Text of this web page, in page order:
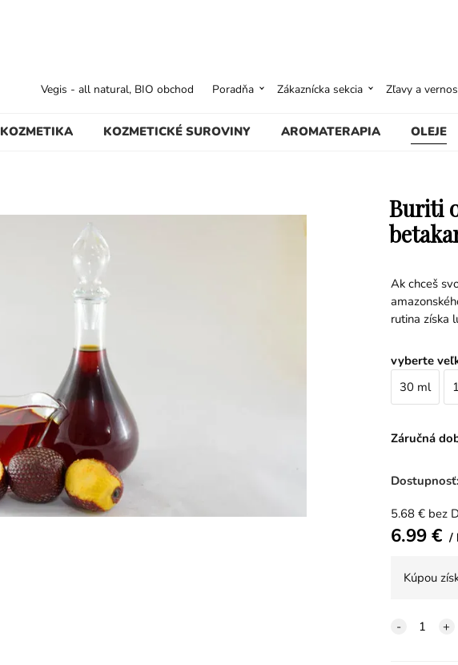
KOZMETIKA KOZMETICKÉ SUROVINY AROMATERAPIA OLEJE
Vegis - all natural, BIO obchod Poradňa Zákaznícka sekcia Zľavy a
Buriti
Ak chceš
rutina získa
vyberte
30 ml
Záručná
Dostupnosť:
5.68€ bez
6.99€
Kúpou